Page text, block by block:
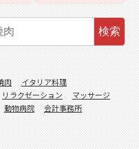
検索
肉
イタリア料理
リラクゼーション
マッサージ
動物病院
会計事務所